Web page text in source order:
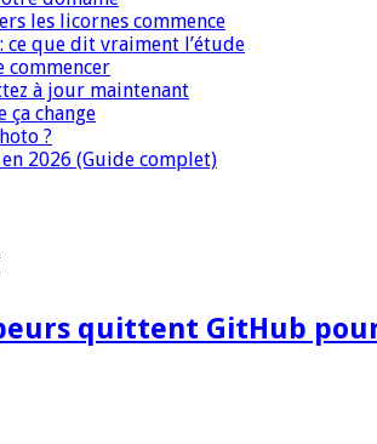
les licornes commence
ce que dit vraiment l’étude
commencer
à jour maintenant
ça change
?
2026 (Guide complet)
quittent GitHub